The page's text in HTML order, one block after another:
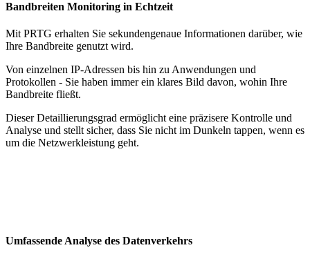
Bandbreiten Monitoring in Echtzeit
Mit PRTG erhalten Sie sekundengenaue Informationen darüber, wie
Ihre Bandbreite genutzt wird.
Von einzelnen IP-Adressen bis hin zu Anwendungen und
Protokollen - Sie haben immer ein klares Bild davon, wohin Ihre
Bandbreite fließt.
Dieser Detaillierungsgrad ermöglicht eine präzisere Kontrolle und
Analyse und stellt sicher, dass Sie nicht im Dunkeln tappen, wenn es
um die Netzwerkleistung geht.
Umfassende Analyse des Datenverkehrs